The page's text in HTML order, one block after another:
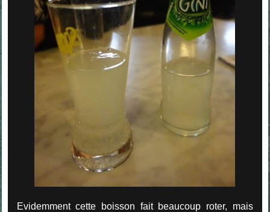
Evidemment cette boisson fait beaucoup roter, mais